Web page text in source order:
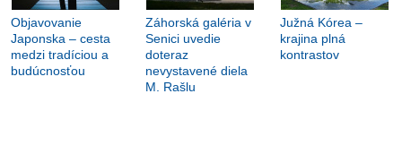
Objavovanie
Japonska – cesta
medzi tradíciou a
budúcnosťou
Záhorská galéria v
Senici uvedie
doteraz
nevystavené diela
M. Rašlu
Južná Kórea –
krajina plná
kontrastov